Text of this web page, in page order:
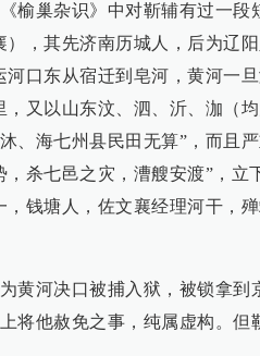
榆巢杂识》中对靳辅有过一段
，其先济南历城人，后为辽
口东从宿迁到皂河，黄河一
又以山东汶、泗、沂、泇（
、海七州县民田无算”，而且
杀七邑之灾，漕艘安渡”，立
钱塘人，佐文襄经理河干，
黄河决口被捕入狱，被锁拿到
将他赦免之事，纯属虚构。但